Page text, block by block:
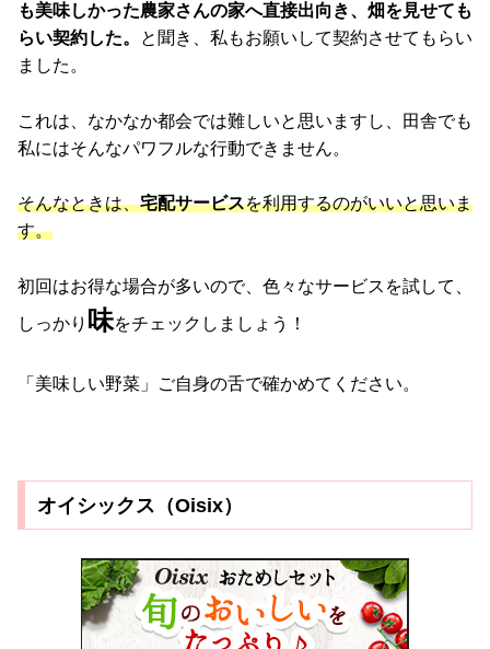
も美味しかった農家さんの家へ直接出向き、畑を見せても
らい契約した。
と聞き、私もお願いして契約させてもらい
ました。
これは、なかなか都会では難しいと思いますし、田舎でも
私にはそんなパワフルな行動できません。
そんなときは、宅配サービスを利用するのがいいと思いま
す。
初回はお得な場合が多いので、色々なサービスを試して、
しっかり 味をチェックしましょう！
「美味しい野菜」ご自身の舌で確かめてください。
オイシックス（Oisix）